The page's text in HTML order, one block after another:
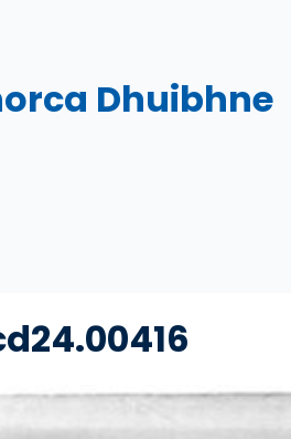
Dhuibhne